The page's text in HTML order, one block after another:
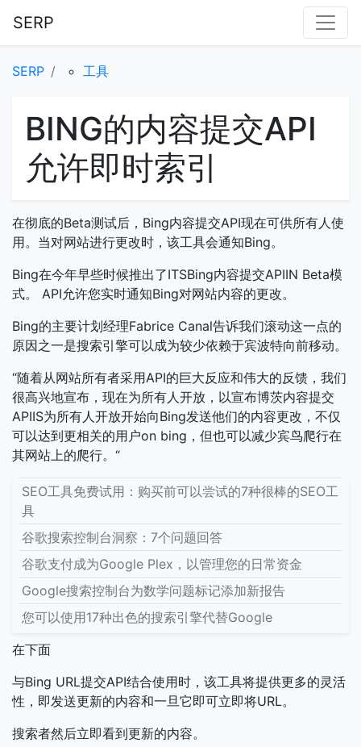
SERP
SERP 工具
BING的内容提交API
允许即时索引
在彻底的Beta测试后，Bing内容提交API现在可供所有人使
用。当对网站进行更改时，该工具会通知Bing。
Bing在今年早些时候推出了ITSBing内容提交APIIN Beta模
式。 API允许您实时通知Bing对网站内容的更改。
Bing的主要计划经理Fabrice Canal告诉我们滚动这一点的
原因之一是搜索引擎可以成为较少依赖于宾波特向前移动。
“随着从网站所有者采用API的巨大反应和伟大的反馈，我们
很高兴地宣布，现在为所有人开放，以宣布博茨内容提交
APIIS为所有人开放开始向Bing发送他们的内容更改，不仅
可以达到更相关的用户on bing，但也可以减少宾鸟爬行在
其网站上的爬行。“
SEO工具免费试用：购买前可以尝试的7种很棒的SEO工
具
谷歌搜索控制台洞察：7个问题回答
谷歌支付成为Google Plex，以管理您的日常资金
Google搜索控制台为数学问题标记添加新报告
您可以使用17种出色的搜索引擎代替Google
在下面
与Bing URL提交API结合使用时，该工具将提供更多的灵活
性，即发送更新的内容和一旦它即可立即将URL。
搜索者然后立即看到更新的内容。